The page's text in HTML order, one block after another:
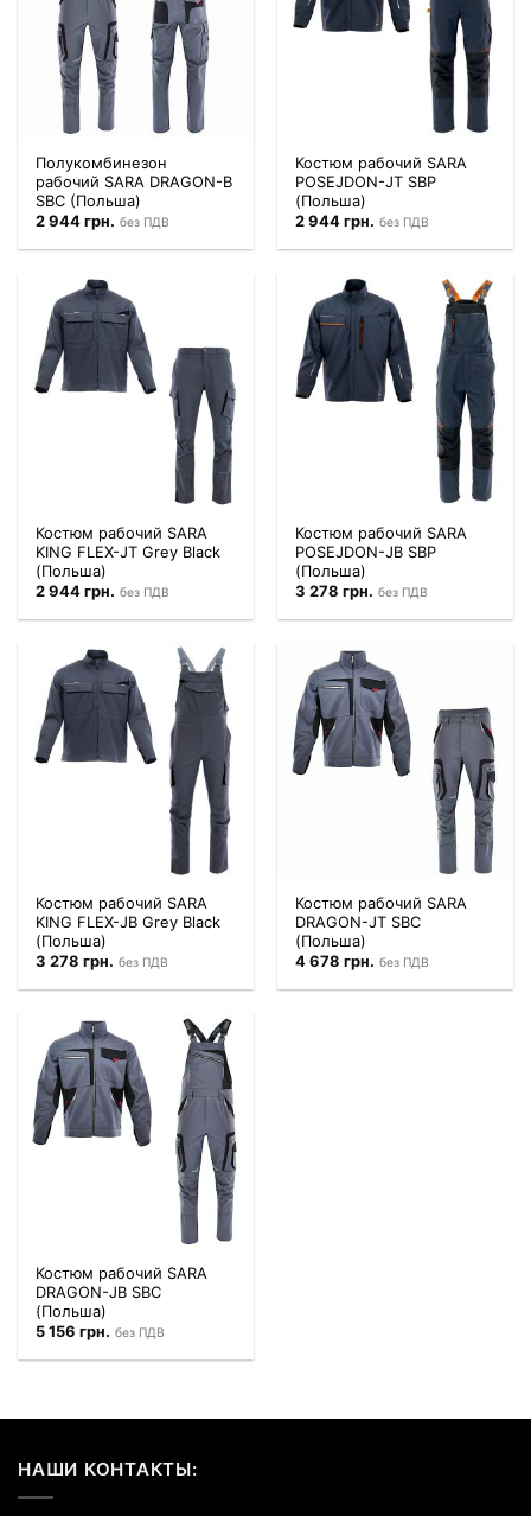
Полукомбинезон
рабочий SARA DRAGON-B
SBC (Польша)
2 944грн. без ПДВ
Костюм рабочий SARA
POSEJDON-JT SBP
(Польша)
2 944грн. без ПДВ
Костюм рабочий SARA
KING FLEX-JT Grey Black
(Польша)
2 944грн. без ПДВ
Костюм рабочий SARA
POSEJDON-JB SBP
(Польша)
3 278грн. без ПДВ
Костюм рабочий SARA
KING FLEX-JB Grey Black
(Польша)
3 278грн. без ПДВ
Костюм рабочий SARA
DRAGON-JT SBC
(Польша)
4 678грн. без ПДВ
Костюм рабочий SARA
DRAGON-JB SBC
(Польша)
5 156грн. без ПДВ
НАШИ КОНТАКТЫ: